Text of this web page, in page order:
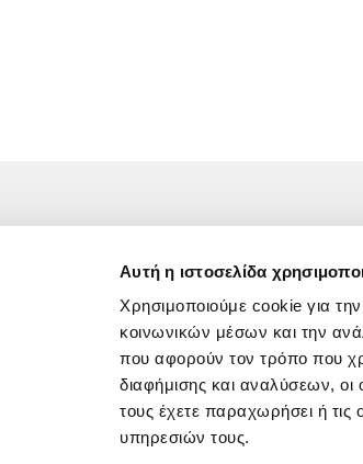
Αυτή η ιστοσελίδα
Χρησιμοποιούμε cookie για
κοινωνικών μέσων και την
που αφορούν τον τρόπο που
διαφήμισης και αναλύσεων,
τους έχετε παραχωρήσει ή
υπηρεσιών τους.
+30 697 2059796
54
173 42